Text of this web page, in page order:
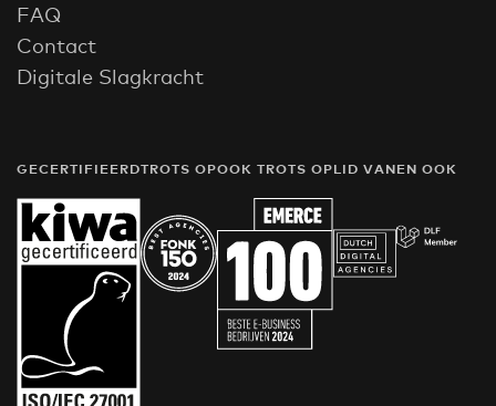
FAQ
Contact
Digitale Slagkracht
GECERTIFIEERDTROTS OPOOK TROTS OPLID VANEN OOK